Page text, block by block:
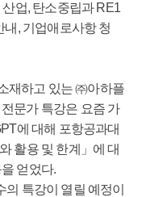
업, 탄소중립과 RE1
, 기업애로사항 청
재하고 있는 ㈜아하플
문가 특강은 요즘 가
에 대해 포항공과대
활용 및 한계」에 대
얻었다.
특강이 열릴 예정이